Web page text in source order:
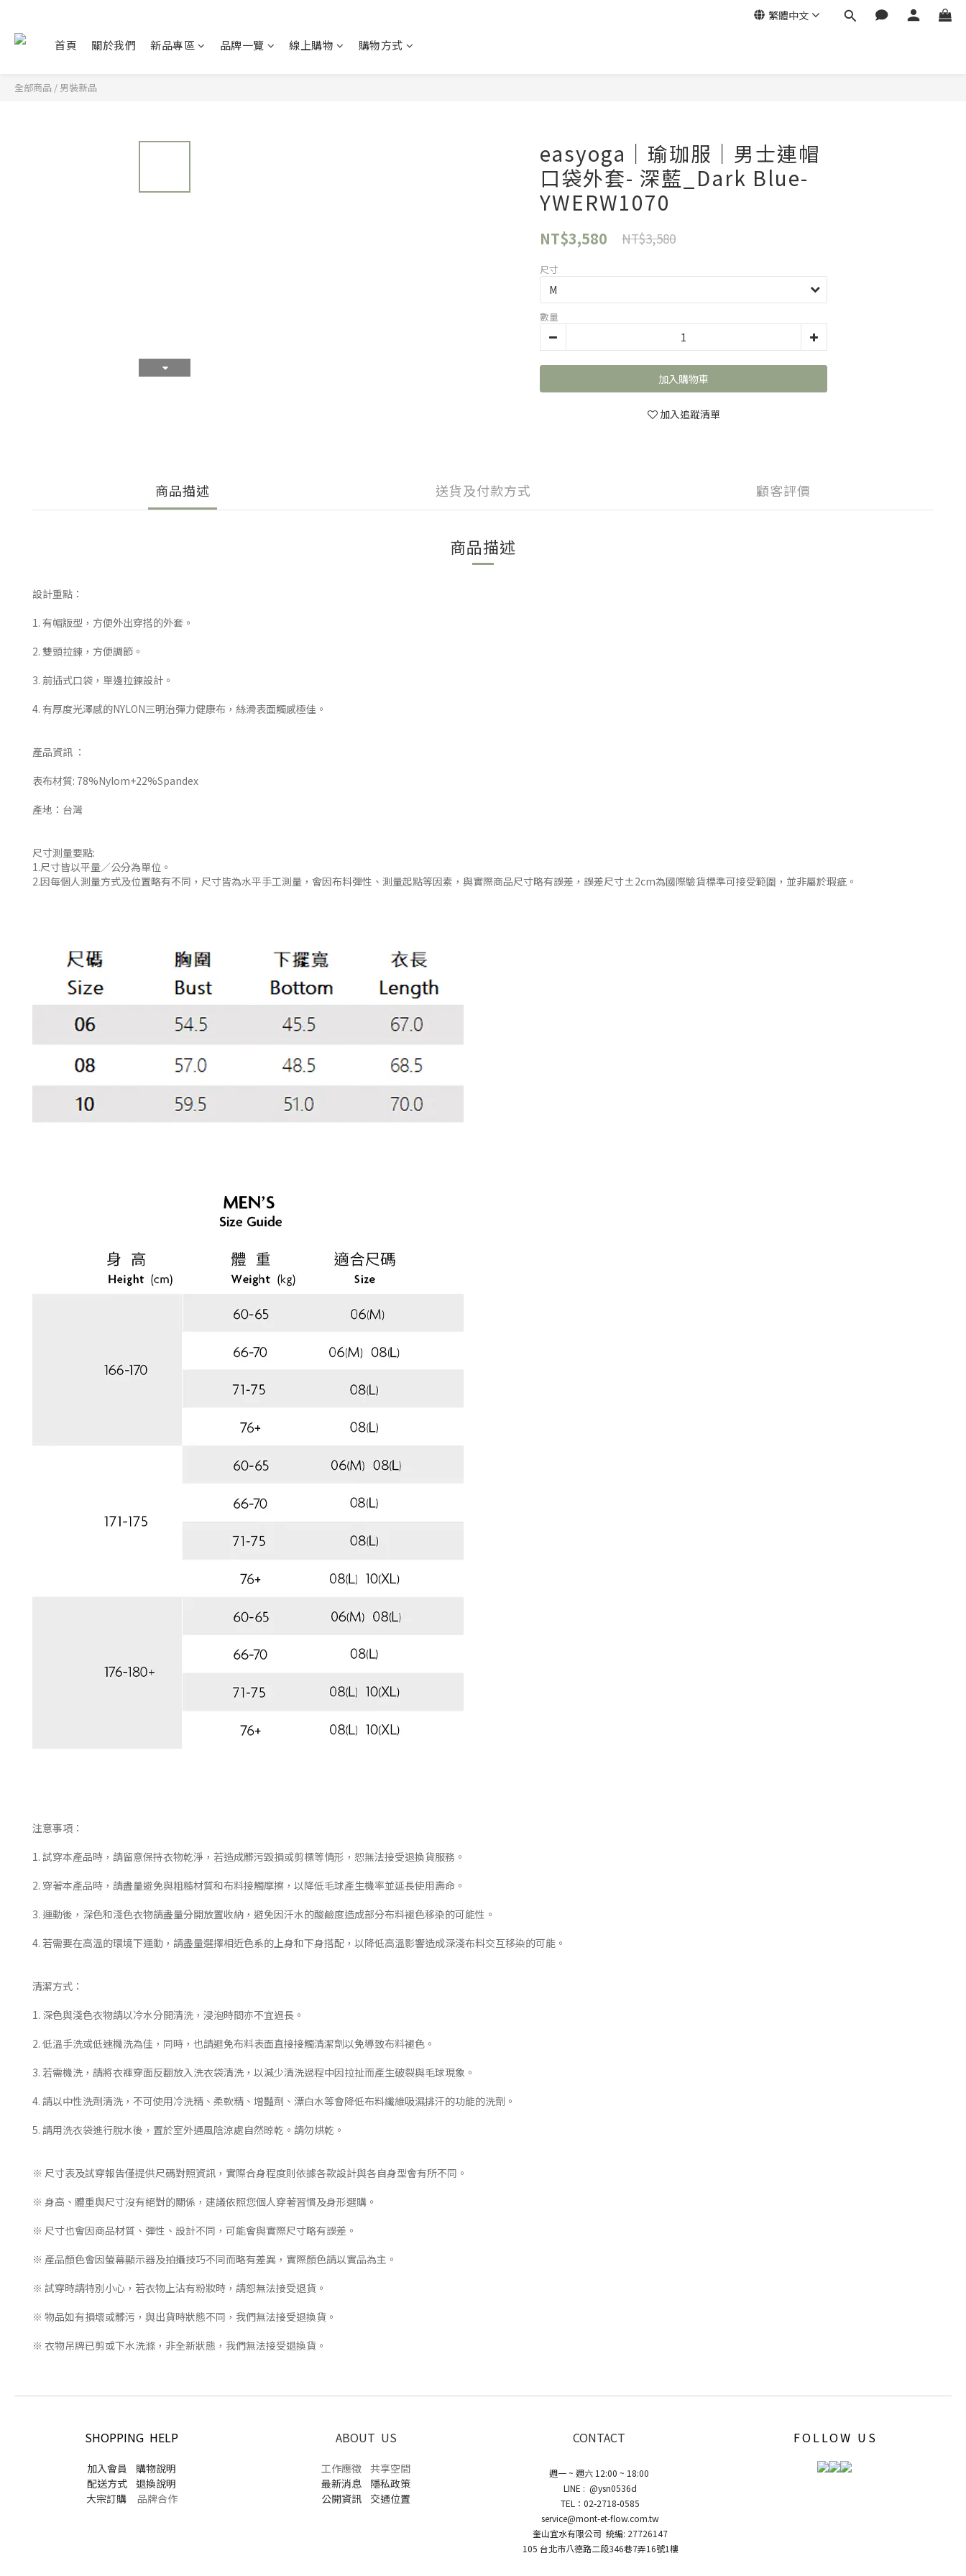
繁體中文
首頁 關於我們 新品專區 品牌一覽 線上購物 購物方式
全部商品 / 男裝新品
easyoga｜瑜珈服｜男士連帽
口袋外套- 深藍_Dark Blue-
YWERW1070
NT$3,580 NT$3,580
尺寸
數量
加入購物車
加入追蹤清單
商品描述 送貨及付款方式 顧客評價
商品描述
設計重點：
1. 有帽版型，方便外出穿搭的外套。
2. 雙頭拉鍊，方便調節。
3. 前插式口袋，單邊拉鍊設計。
4. 有厚度光澤感的NYLON三明治彈力健康布，絲滑表面觸感極佳。
產品資訊 ：
表布材質: 78%Nylom+22%Spandex
產地：台灣
尺寸測量要點:
1.尺寸皆以平量／公分為單位。
2.因每個人測量方式及位置略有不同，尺寸皆為水平手工測量，會因布料彈性、測量起點等因素，與實際商品尺寸略有誤差，誤差尺寸±2cm為國際驗貨標準可接受範圍，並非屬於瑕疵。
注意事項：
1. 試穿本產品時，請留意保持衣物乾淨，若造成髒污毀損或剪標等情形，恕無法接受退換貨服務。
2. 穿著本產品時，請盡量避免與粗糙材質和布料接觸摩擦，以降低毛球產生機率並延長使用壽命。
3. 運動後，深色和淺色衣物請盡量分開放置收納，避免因汗水的酸鹼度造成部分布料褪色移染的可能性。
4. 若需要在高溫的環境下運動，請盡量選擇相近色系的上身和下身搭配，以降低高溫影響造成深淺布料交互移染的可能。
清潔方式：
1. 深色與淺色衣物請以冷水分開清洗，浸泡時間亦不宜過長。
2. 低溫手洗或低速機洗為佳，同時，也請避免布料表面直接接觸清潔劑以免導致布料褪色。
3. 若需機洗，請將衣褲穿面反翻放入洗衣袋清洗，以減少清洗過程中因拉扯而產生破裂與毛球現象。
4. 請以中性洗劑清洗，不可使用冷洗精、柔軟精、增豔劑、漂白水等會降低布料纖維吸濕排汗的功能的洗劑。
5. 請用洗衣袋進行脫水後，置於室外通風陰涼處自然晾乾。請勿烘乾。
※ 尺寸表及試穿報告僅提供尺碼對照資訊，實際合身程度則依據各款設計與各自身型會有所不同。
※ 身高、體重與尺寸沒有絕對的關係，建議依照您個人穿著習慣及身形選購。
※ 尺寸也會因商品材質、彈性、設計不同，可能會與實際尺寸略有誤差。
※ 產品顏色會因螢幕顯示器及拍攝技巧不同而略有差異，實際顏色請以實品為主。
※ 試穿時請特別小心，若衣物上沾有粉妝時，請恕無法接受退貨。
※ 物品如有損壞或髒污，與出貨時狀態不同，我們無法接受退換貨。
※ 衣物吊牌已剪或下水洗滌，非全新狀態，我們無法接受退換貨。
SHOPPING HELP
加入會員
購物說明
配送方式
退換說明
大宗訂購品牌合作
ABOUT US
工作應徵 共享空間
最新消息
隱私政策
公開資訊
交通位置
CONTACT
週一 ~ 週六 12:00 ~ 18:00
LINE : @ysn0536d
TEL：02-2718-0585
service@mont-et-flow.com.tw
奎山宜水有限公司 統編: 27726147
105 台北市八德路二段346巷7弄16號1樓
FOLLOW US